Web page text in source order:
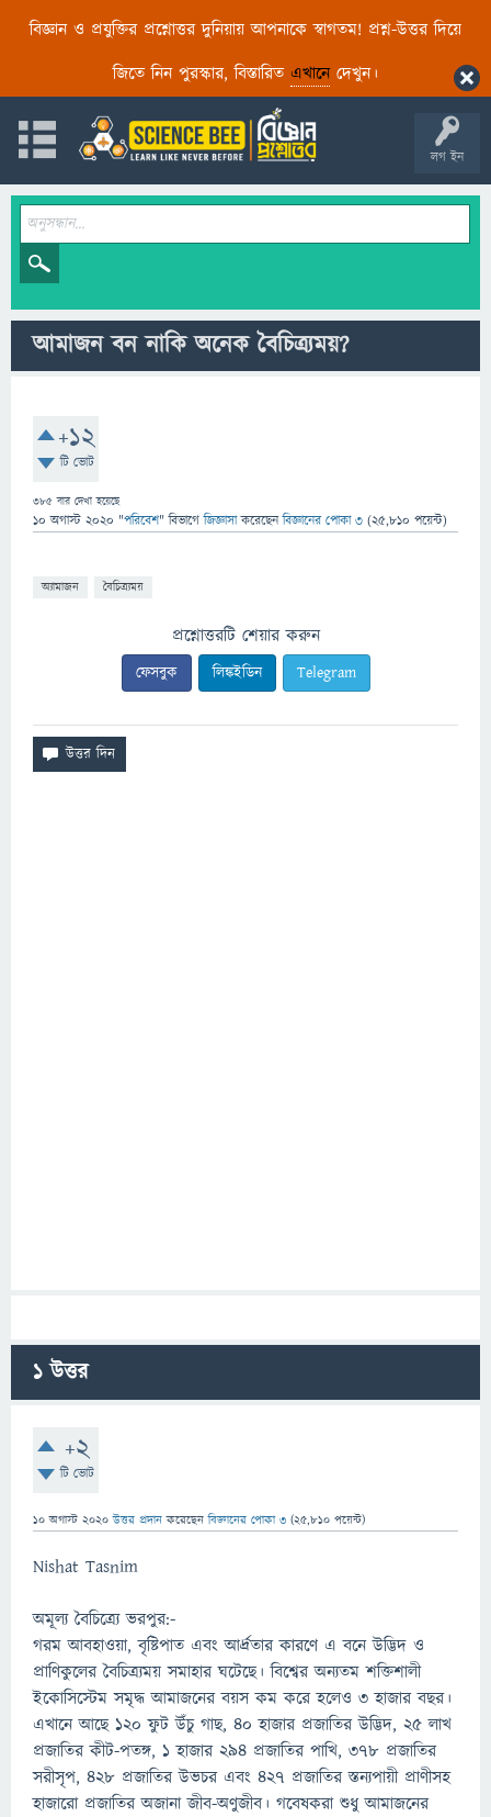
বিজ্ঞান ও প্রযুক্তির প্রশ্নোত্তর দুনিয়ায় আপনাকে স্বাগতম! প্রশ্ন-উত্তর দিয়ে
জিতে নিন পুরস্কার, বিস্তারিত এখানেদেখুন।
লগ ইন
আমাজন বন নাকি অনেক বৈচিত্র্যময়?
+12
টি ভোট
385 বার দেখা হয়েছে
10 অগাস্ট 2020 "পরিবেশ" বিভাগে জিজ্ঞাসাকরেছেনবিজ্ঞানের পোকা ৩ (25,810 পয়েন্ট)
অ্যামাজন বৈচিত্র্যময়
প্রশ্নোত্তরটি শেয়ার করুন
ফেসবুক লিঙ্কইডিন Telegram
1উত্তর
+2
টি ভোট
10 অগাস্ট 2020 উত্তর প্রদান করেছেনবিজ্ঞানের পোকা ৩ (25,810 পয়েন্ট)
Nishat Tasnim
অমূল্য বৈচিত্র্যে ভরপুর:-
গরম আবহাওয়া, বৃষ্টিপাত এবং আর্দ্রতার কারণে এ বনে উদ্ভিদ ও
প্রাণিকুলের বৈচিত্র্যময় সমাহার ঘটেছে। বিশ্বের অন্যতম শক্তিশালী
ইকোসিস্টেম সমৃদ্ধ আমাজনের বয়স কম করে হলেও ৩ হাজার বছর।
এখানে আছে ১২০ ফুট উঁচু গাছ, ৪০ হাজার প্রজাতির উদ্ভিদ, ২৫ লাখ
প্রজাতির কীট-পতঙ্গ, ১ হাজার ২৯৪ প্রজাতির পাখি, ৩৭৮ প্রজাতির
সরীসৃপ, ৪২৮ প্রজাতির উভচর এবং ৪২৭ প্রজাতির স্তন্যপায়ী প্রাণীসহ
হাজারো প্রজাতির অজানা জীব-অণুজীব। গবেষকরা শুধু আমাজনের